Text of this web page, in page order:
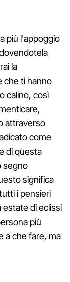
più l'appoggio
la
che ti hanno
calino, così
attraverso
come
di questa
segno
significa
i pensieri
di eclissi
più
a che fare, ma